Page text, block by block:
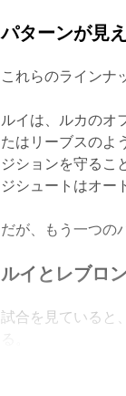
パターンが見
これらのラインナ
ルイは、ルカのオ
たはリーブスのよ
ジションを守るこ
ジシュートはオー
だが、もう一つの
ルイとレブロ
試合を見ていると